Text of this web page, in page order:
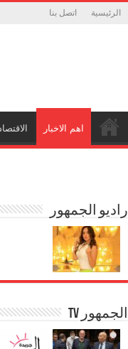
الرئيسية اتصل بنا
اهم الاخبار الاقتصاد
راديو الجمهور
الجمهور TV